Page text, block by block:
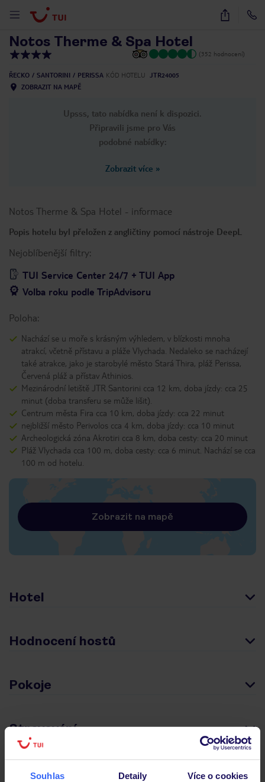
Souhlas Detaily Více o cookies
21
Notos Therme & Spa Hotel
(352 hodnocení)
ŘECKO SANTORINI PERISSA KÓD HOTELU
JTR24005
ZOBRAZIT NA MAPĚ
Upsss, tato nabídka není k dispozici.
Připravili jsme pro Vás
podobné nabídky:
Zobrazit více »
Notos Therme & Spa Hotel - informace
Popis hotelu byl přeložen z angličtiny pomocí nástroje DeepL
Nejoblíbenější filtry:
TUI Service Center 24/7 + TUI App
Volba roku podle TripAdvisoru
Poloha:
Nachází se u moře s krásným výhledem, v blízkosti mnoha
atrakcí, včetně přístavu a pláže Vlychada. Nedaleko se nacházejí
také atrakce, jako je starobylé město Stará Thira, pláž Perissa,
Červená pláž a přístav Athinios.
Mezinárodní letiště JTR Santorini cca 12 km, doba jízdy: cca 25
minut (doba transferu se může lišit).
Centrum města Fira cca 10 km, doba jízdy: cca 22 minut
nejbližší město Perivolos cca 4 km, doba jízdy: cca 10 minut
Archeologická zóna Akrotiri cca 8 km, doba cesty: cca 20 minut
Pláž Vlychada cca 100 m, doba cesty: cca 6 minut. Nachází se cca
100 m od hotelu.
Zobrazit na mapě
Hotel
Hodnocení hostů
Pokoje
Stravování
Důležité informace